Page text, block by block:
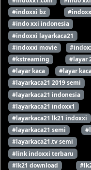
#indoxxi bz
#indo xxi indonesia
#indoxxi layarkaca21
#indoxxi movie
#kstreaming
#layar
#layar kaca
#layar
#layarkaca21 2019 semi
#layarkaca21 indonesia
#layarkaca21 indoxx1
#layarkaca21 lk21 indoxxi
#layarkaca21 semi
#layarkaca21.tv semi
#link indoxxi terbaru
#lk21 download